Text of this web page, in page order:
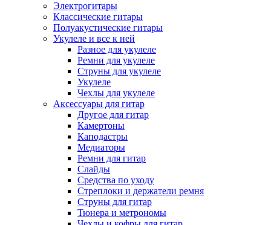
Электрогитары
Классические гитары
Полуакустические гитары
Укулеле и все к ней
Разное для укулеле
Ремни для укулеле
Струны для укулеле
Укулеле
Чехлы для укулеле
Аксессуары для гитар
Другое для гитар
Камертоны
Каподастры
Медиаторы
Ремни для гитар
Слайды
Средства по уходу
Стреплоки и держатели ремня
Струны для гитар
Тюнера и метрономы